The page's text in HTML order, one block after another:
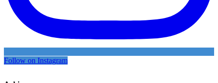
Follow on Instagram